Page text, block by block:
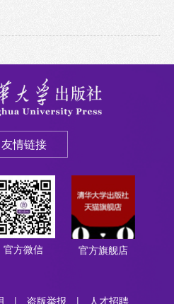
友情链接
官方微信 官方旗舰店
| 盗版举报 | 人才招聘